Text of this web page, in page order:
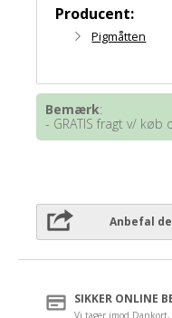
Producent:
Pigmåtten
Bemærk:
- GRATIS fragt v/ køb
Anbefal
SIKKER ONLINE
Vi tager imod Dankort,